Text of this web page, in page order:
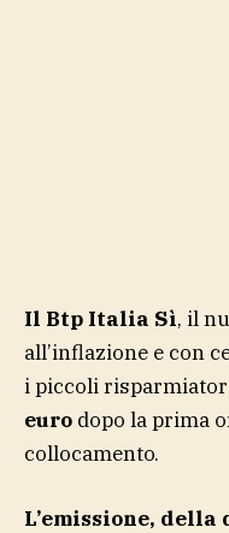
Il Btp Italia Sì, il
all’inflazione e con
i piccoli
euro dopo la prima
collocamento.
L’emissione,